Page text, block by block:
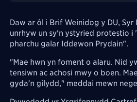
Daw ar ôl i Brif Weinidog y DU, Syr
unrhyw un sy'n ystyried protestio i
pharchu galar Iddewon Prydain".
"Mae hwn yn foment o alaru. Nid
tensiwn ac achosi mwy o boen.
gyda'n gilydd," meddai mewn